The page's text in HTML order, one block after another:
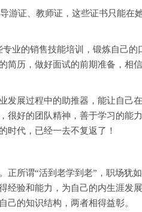
证、教师证，这些证书只能在
的销售技能培训，锻炼自己的
历，做好面试的前期准备，相
过程中的助推器，能让自己
好的团队精神，善于学习的能
时代，已经一去不复返了！
谓“活到老学到老”，职场犹如
验和能力，为自己的内生涯发
的知识结构，两者相得益彰。